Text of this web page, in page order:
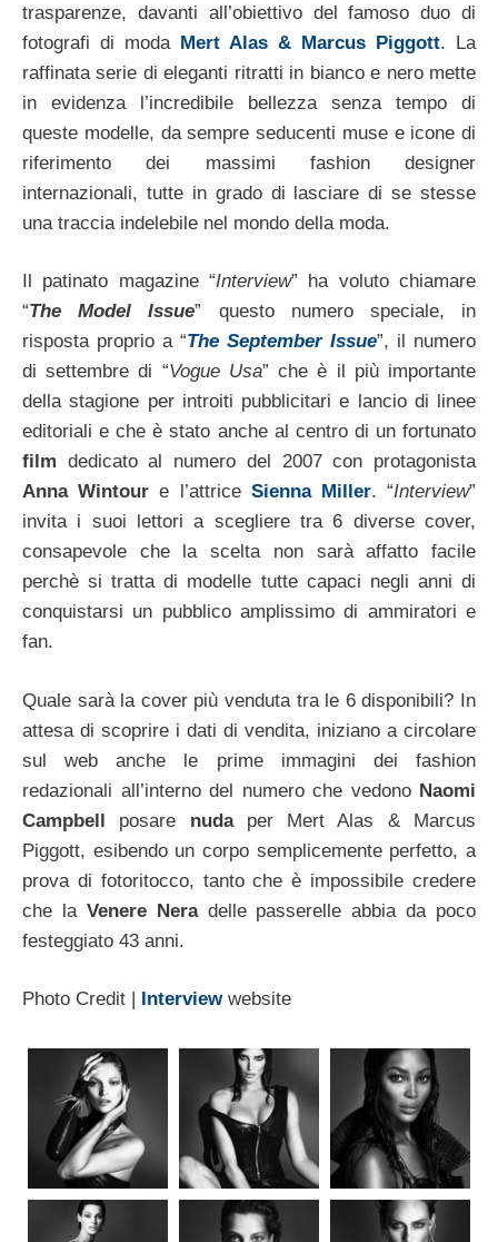
trasparenze, davanti all’obiettivo del famoso duo di
fotografi di moda Mert Alas & Marcus Piggott. La
raffinata serie di eleganti ritratti in bianco e nero mette
in evidenza l’incredibile bellezza senza tempo di
queste modelle, da sempre seducenti muse e icone di
riferimento dei massimi fashion designer
internazionali, tutte in grado di lasciare di se stesse
una traccia indelebile nel mondo della moda.
Il patinato magazine “Interview” ha voluto chiamare
“The Model Issue” questo numero speciale, in
risposta proprio a “The September Issue”, il numero
di settembre di “Vogue Usa” che è il più importante
della stagione per introiti pubblicitari e lancio di linee
editoriali e che è stato anche al centro di un fortunato
film dedicato al numero del 2007 con protagonista
Anna Wintour e l’attrice Sienna Miller. “Interview”
invita i suoi lettori a scegliere tra 6 diverse cover,
consapevole che la scelta non sarà affatto facile
perchè si tratta di modelle tutte capaci negli anni di
conquistarsi un pubblico amplissimo di ammiratori e
fan.
Quale sarà la cover più venduta tra le 6 disponibili? In
attesa di scoprire i dati di vendita, iniziano a circolare
sul web anche le prime immagini dei fashion
redazionali all’interno del numero che vedono Naomi
Campbell posare nudaper Mert Alas & Marcus
Piggott, esibendo un corpo semplicemente perfetto, a
prova di fotoritocco, tanto che è impossibile credere
che la Venere Neradelle passerelle abbia da poco
festeggiato 43 anni.
Photo Credit | Interviewwebsite